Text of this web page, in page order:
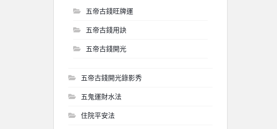
五帝古錢旺牌運
五帝古錢用訣
五帝古錢開光
五帝古錢開光錄影秀
五鬼運財水法
住院平安法